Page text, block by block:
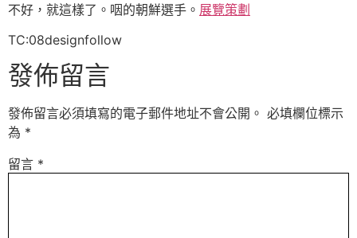
不好，就這樣了。咽的朝鮮選手。 展覽策劃
TC:08designfollow
發佈留言
發佈留言必須填寫的電子郵件地址不會公開。 必填欄位標示
為 *
留言 *